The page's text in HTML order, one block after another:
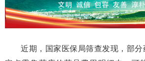
近期，国家医保局筛查发现，部